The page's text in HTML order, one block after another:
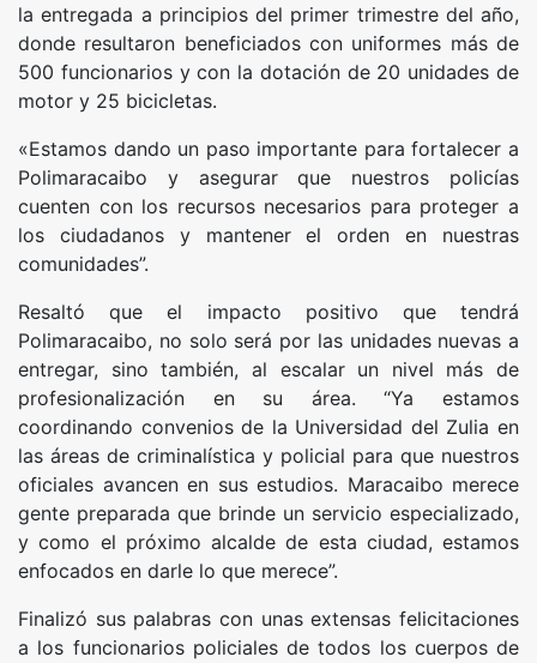
la entregada a principios del primer trimestre del año,
donde resultaron beneficiados con uniformes más de
500 funcionarios y con la dotación de 20 unidades de
motor y 25 bicicletas.
«Estamos dando un paso importante para fortalecer a
Polimaracaibo y asegurar que nuestros policías
cuenten con los recursos necesarios para proteger a
los ciudadanos y mantener el orden en nuestras
comunidades”.
Resaltó que el impacto positivo que tendrá
Polimaracaibo, no solo será por las unidades nuevas a
entregar, sino también, al escalar un nivel más de
profesionalización en su área. “Ya estamos
coordinando convenios de la Universidad del Zulia en
las áreas de criminalística y policial para que nuestros
oficiales avancen en sus estudios. Maracaibo merece
gente preparada que brinde un servicio especializado,
y como el próximo alcalde de esta ciudad, estamos
enfocados en darle lo que merece”.
Finalizó sus palabras con unas extensas felicitaciones
a los funcionarios policiales de todos los cuerpos de